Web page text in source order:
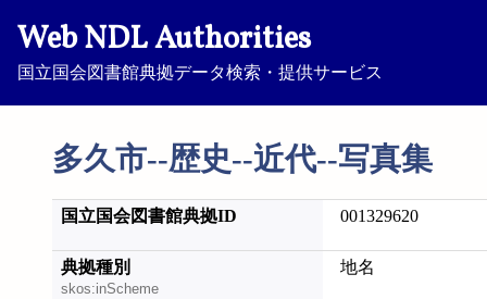
Web NDL Authorities
国立国会図書館典拠データ検索・提供サービス
多久市--歴史--近代--写真集
国立国会図書館典拠ID 001329620
典拠種別
skos:inScheme
地名